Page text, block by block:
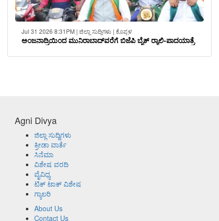
Jul 31 2026 8:31PM | ಜಿಲ್ಲಾ ಸುದ್ದಿಗಳು | ಕೊಪ್ಪಳ
ಅಂಜನಾದ್ರಿಯಿಂದ ಮುನಿರಾಬಾದ್‌ವರೆಗೆ ಬಿಜೆಪಿ ಬೈಕ್ ರ‍್ಯಾಲಿ-ಪಾದಯಾತ್ರೆ
Agni Divya
ಜಿಲ್ಲಾ ಸುದ್ದಿಗಳು
ಕ್ರೀಡಾ ವಾರ್ತೆ
ಸಿನೆಮಾ
ವಿಶೇಷ ವರದಿ
ವೈವಿಧ್ಯ
ಟಿಕ್ ಟಾಕ್ ವಿಶೇಷ
ಗ್ಯಾಲರಿ
About Us
Contact Us